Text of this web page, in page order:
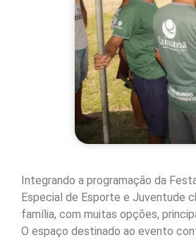
Integrando a programação da
Especial de Esporte e Juventude
família, com muitas opções,
O espaço destinado ao evento